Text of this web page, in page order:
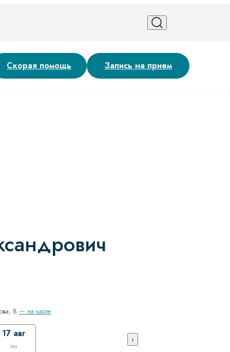
Скорая помощь Запись на прием
8 — на карте
17 авг
пн
›